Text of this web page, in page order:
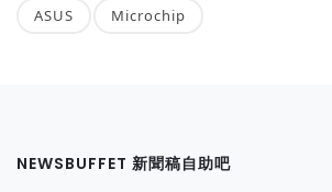
ASUS Microchip
NEWSBUFFET 新聞稿自助吧